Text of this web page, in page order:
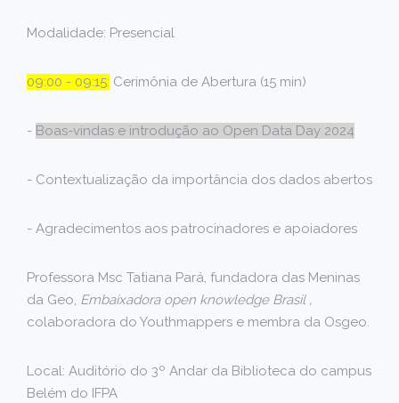
Modalidade: Presencial
09:00 - 09:15: Cerimônia de Abertura (15 min)
- Boas-vindas e introdução ao Open Data Day 2024
- Contextualização da importância dos dados abertos
- Agradecimentos aos patrocinadores e apoiadores
Professora Msc Tatiana Pará, fundadora das Meninas
da Geo, Embaixadora open knowledge Brasil ,
colaboradora do Youthmappers e membra da Osgeo.
Local: Auditório do 3º Andar da Biblioteca do campus
Belém do IFPA